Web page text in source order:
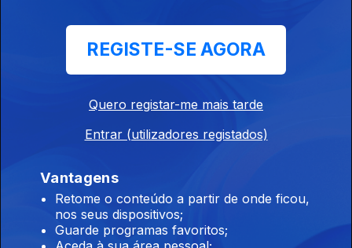
REGISTE-SE AGORA
Quero registar-me mais tarde
Entrar (utilizadores registados)
Vantagens
Retome o conteúdo a partir de onde ficou,
nos seus dispositivos;
Guarde programas favoritos;